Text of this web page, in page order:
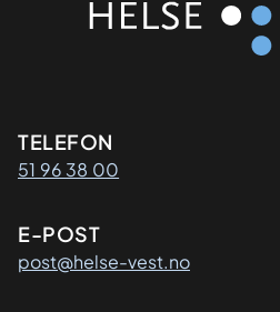
TELEFON
51 96 38 00
E-POST
post@helse-vest.no